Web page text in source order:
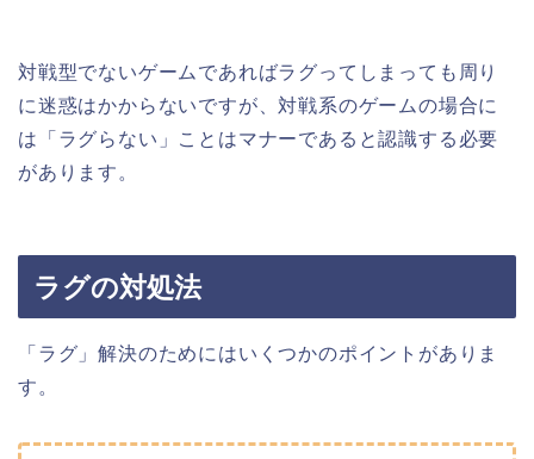
対戦型でないゲームであればラグってしまっても周り
に迷惑はかからないですが、対戦系のゲームの場合に
は「ラグらない」ことはマナーであると認識する必要
があります。
ラグの対処法
「ラグ」解決のためにはいくつかのポイントがありま
す。